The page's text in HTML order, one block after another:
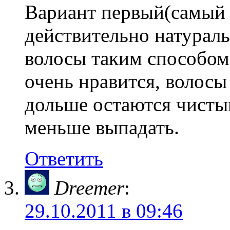
Вариант
действительно
волосы таким
очень нравится,
дольше остаются
меньше выпадать.
Ответить
Dreemer:
29.10.2011 в 09:46